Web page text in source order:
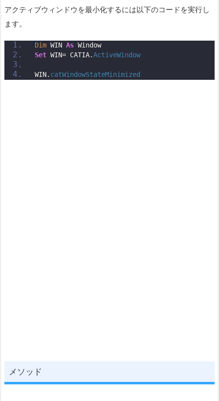
アクティブウィンドウを最小化するには以下のコードを実行し
ます。
Dim WIN As Window
Set WIN= CATIA.ActiveWindow
WIN. catWindowStateMinimized
メソッド